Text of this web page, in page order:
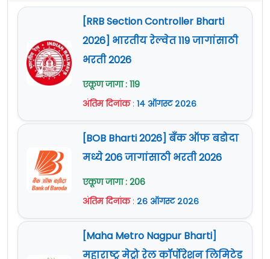
[RRB Section Controller Bharti
2026] भारतीय रेल्वेत 119 जागांसाठी
भरती 2026
एकूण जागा : 119
अंतिम दिनांक: १४ ऑगस्ट २०२६
[BOB Bharti 2026] बँक ऑफ बडोदा
मध्ये 206 जागांसाठी भरती 2026
एकूण जागा : 206
अंतिम दिनांक: २६ ऑगस्ट २०२६
[Maha Metro Nagpur Bharti]
महाराष्ट्र मेट्रो रेल कॉर्पोरेशन लिमिटेड